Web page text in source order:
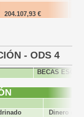
204.107,93 €
- ODS 4
BECAS
Dinero